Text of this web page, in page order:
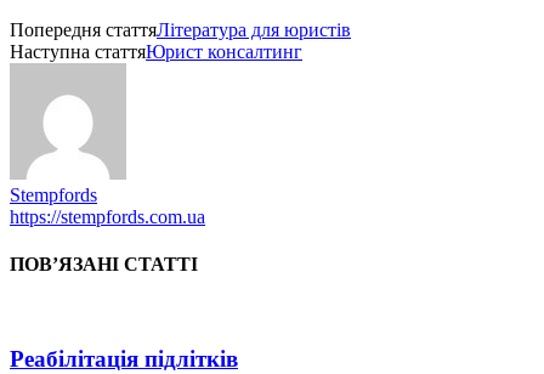
Попередня статтяЛітература для юристів
Наступна статтяЮрист консалтинг
Stempfords
https://stempfords.com.ua
ПОВ’ЯЗАНІ СТАТТІ
Реабілітація підлітків